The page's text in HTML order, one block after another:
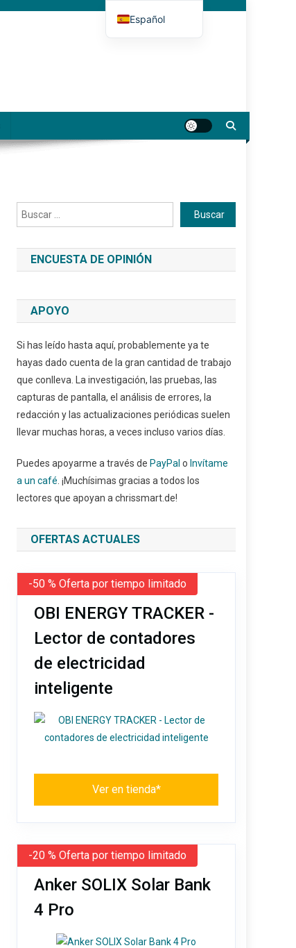
Buscar Buscar
ENCUESTA DE OPINIÓN
APOYO
Si has leído hasta aquí, probablemente ya te
hayas dado cuenta de la gran cantidad de trabajo
que conlleva. La investigación, las pruebas, las
capturas de pantalla, el análisis de errores, la
redacción y las actualizaciones periódicas suelen
llevar muchas horas, a veces incluso varios días.
Puedes apoyarme a través de PayPal o Invítame
a un café . ¡Muchísimas gracias a todos los
lectores que apoyan a chrissmart.de!
OFERTAS ACTUALES
-50 % Oferta por tiempo limitado
OBI ENERGY TRACKER -
Lector de contadores
de electricidad
inteligente
Ver en tienda*
-20 % Oferta por tiempo limitado
Anker SOLIX Solar Bank
4 Pro
Español
Italiano